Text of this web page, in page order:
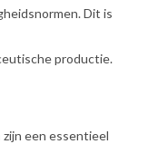
Dit is
productie.
zijn een essentieel